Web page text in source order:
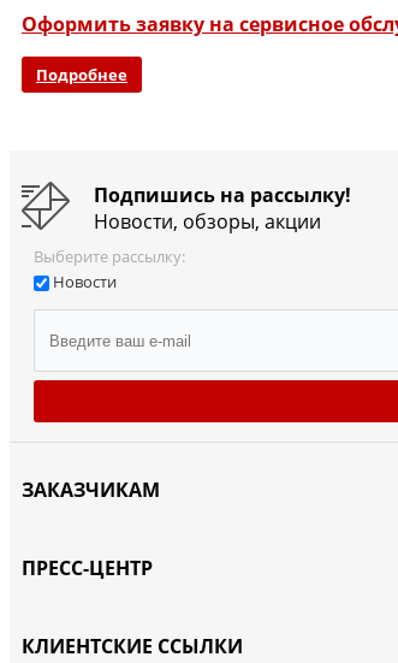
Оформить заявку на сервисное
Подробнее
Подпишись на рассылку!
Новости, обзоры, акции
Выберите рассылку:
Новости
ЗАКАЗЧИКАМ
ПРЕСС-ЦЕНТР
КЛИЕНТСКИЕ ССЫЛКИ